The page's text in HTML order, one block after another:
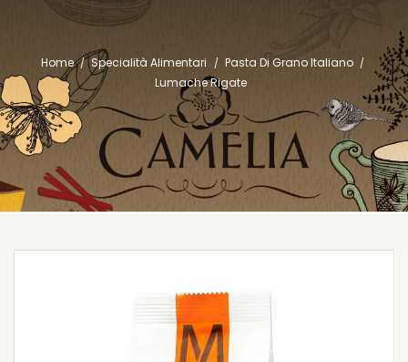
Home Specialità Alimentari
Pasta Di Grano Italiano
Lumache Rigate